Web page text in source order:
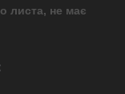
листа, не має